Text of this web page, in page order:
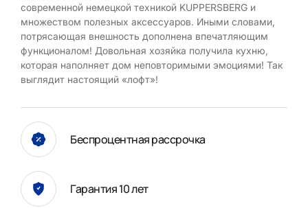
современной немецкой техникой KUPPERSBERG и
множеством полезных аксессуаров. Иными словами,
потрясающая внешность дополнена впечатляющим
функционалом! Довольная хозяйка получила кухню,
которая наполняет дом неповторимыми эмоциями! Так
выглядит настоящий «лофт»!
Беспроцентная рассрочка
Гарантия 10 лет